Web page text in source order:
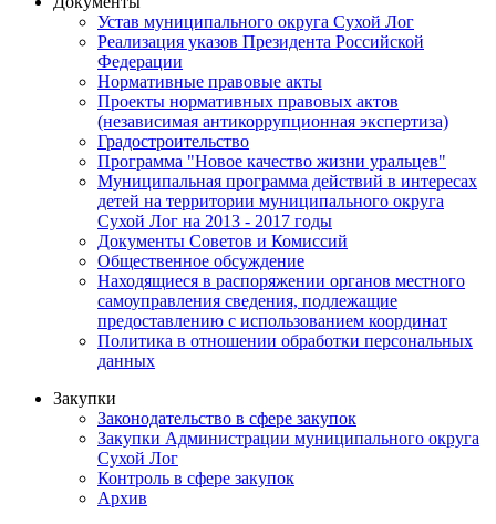
Устав муниципального округа Сухой Лог
Реализация указов Президента Российской
Федерации
Нормативные правовые акты
Проекты нормативных правовых актов
(независимая антикоррупционная экспертиза)
Градостроительство
Программа "Новое качество жизни уральцев"
Муниципальная программа действий в интересах
детей на территории муниципального округа
Сухой Лог на 2013 - 2017 годы
Документы Советов и Комиссий
Общественное обсуждение
Находящиеся в распоряжении органов местного
самоуправления сведения, подлежащие
предоставлению с использованием координат
Политика в отношении обработки персональных
данных
Закупки
Законодательство в сфере закупок
Закупки Администрации муниципального округа
Сухой Лог
Контроль в сфере закупок
Архив